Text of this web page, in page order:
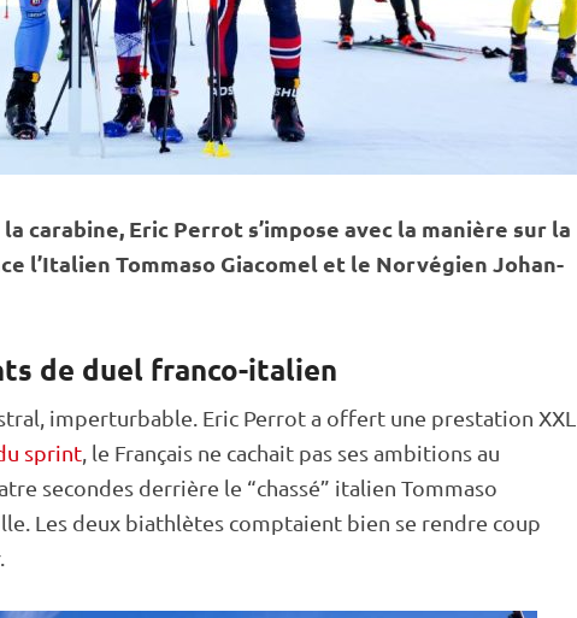
carabine, Eric Perrot s’impose avec la manière sur la
l’Italien Tommaso Giacomel et le Norvégien Johan-
de duel franco-italien
imperturbable. Eric Perrot a offert une prestation XXL
sprint , le Français ne cachait pas ses ambitions au
secondes derrière le “chassé” italien Tommaso
Les deux biathlètes comptaient bien se rendre coup